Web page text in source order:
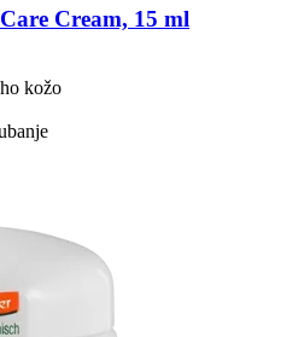
Cream, 15 ml
kožo